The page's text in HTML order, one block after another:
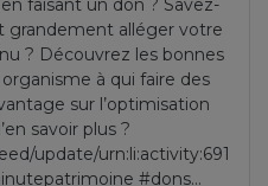
faisant un don ? Savez-
grandement alléger votre
? Découvrez les bonnes
à qui faire des
sur l’optimisation
savoir plus ?
update/urn:li:activity:691
#dons…